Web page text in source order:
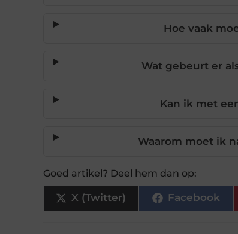
Hoe vaak
Wat gebeurt er
Kan ik met
Waarom moet ik
Goed artikel? Deel hem dan op:
X (Twitter) Facebook